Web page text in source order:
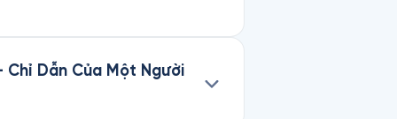
Chỉ Dẫn Của Một Người